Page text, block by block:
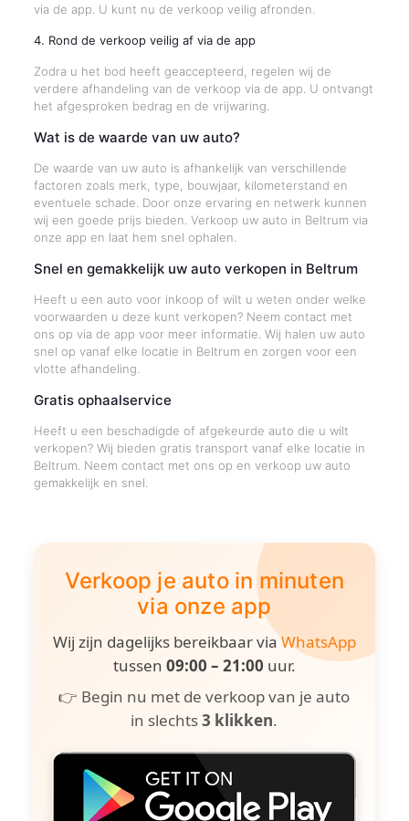
via de app. U kunt nu de verkoop veilig afronden.
4. Rond de verkoop veilig af via de app
Zodra u het bod heeft geaccepteerd, regelen wij de
verdere afhandeling van de verkoop via de app. U ontvangt
het afgesproken bedrag en de vrijwaring.
Wat is de waarde van uw auto?
De waarde van uw auto is afhankelijk van verschillende
factoren zoals merk, type, bouwjaar, kilometerstand en
eventuele schade. Door onze ervaring en netwerk kunnen
wij een goede prijs bieden. Verkoop uw auto in Beltrum via
onze app en laat hem snel ophalen.
Snel en gemakkelijk uw auto verkopen in Beltrum
Heeft u een auto voor inkoop of wilt u weten onder welke
voorwaarden u deze kunt verkopen? Neem contact met
ons op via de app voor meer informatie. Wij halen uw auto
snel op vanaf elke locatie in Beltrum en zorgen voor een
vlotte afhandeling.
Gratis ophaalservice
Heeft u een beschadigde of afgekeurde auto die u wilt
verkopen? Wij bieden gratis transport vanaf elke locatie in
Beltrum. Neem contact met ons op en verkoop uw auto
gemakkelijk en snel.
Verkoop je auto in minuten
via onze app
Wij zijn dagelijks bereikbaar viaWhatsApp
tussen 09:00 – 21:00 uur.
👉 Begin nu met de verkoop van je auto
in slechts3 klikken.